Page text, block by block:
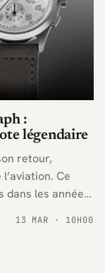
:
légendaire
retour,
Ce
dans les années
13 MAR · 10H00